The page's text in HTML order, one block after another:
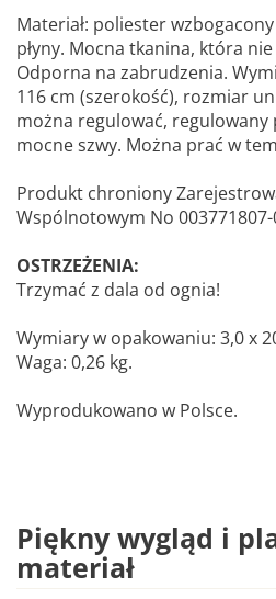
Materiał: poliester
płyny. Mocna tkanina, która
Odporna na zabrudzenia.
116 cm (szerokość), rozmiar
można regulować, regulowany
mocne szwy. Można prać w
Produkt chroniony
Wspólnotowym No 003771807-
OSTRZEŻENIA:
Trzymać z dala od ognia!
Wymiary w opakowaniu: 3,0 x
Waga: 0,26 kg.
Wyprodukowano w Polsce.
Piękny wygląd i
materiał